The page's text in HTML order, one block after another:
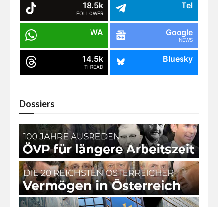
18.5k
FOLLOWER
Tel
WA Google
NEWS
14.5k
THREAD
Bluesky
Dossiers